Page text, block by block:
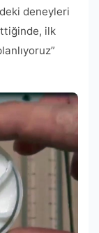
deneyleri
ilk